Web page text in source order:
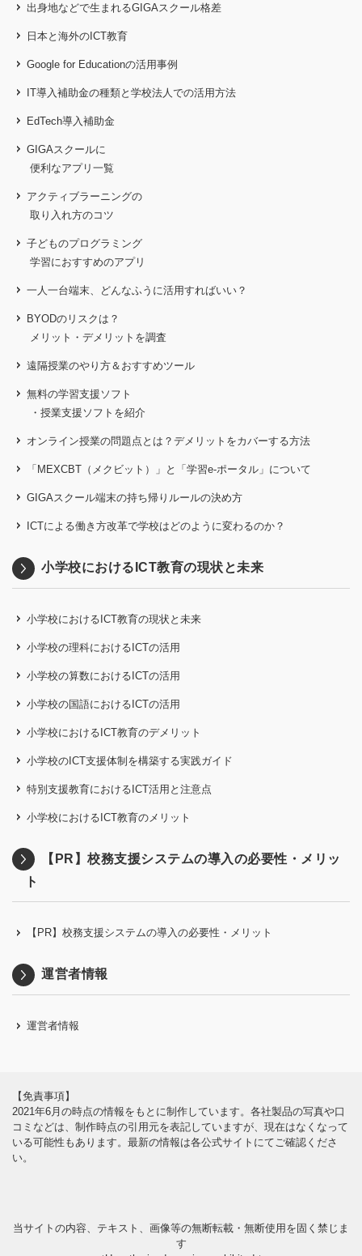
出身地などで生まれるGIGAスクール格差
日本と海外のICT教育
Google for Educationの活用事例
IT導入補助金の種類と学校法人での活用方法
EdTech導入補助金
GIGAスクールに
便利なアプリ一覧
アクティブラーニングの
取り入れ方のコツ
子どものプログラミング
学習におすすめのアプリ
一人一台端末、どんなふうに活用すればいい？
BYODのリスクは？
メリット・デメリットを調査
遠隔授業のやり方＆おすすめツール
無料の学習支援ソフト
・授業支援ソフトを紹介
オンライン授業の問題点とは？デメリットをカバーする方法
「MEXCBT（メクビット）」と「学習e-ポータル」について
GIGAスクール端末の持ち帰りルールの決め方
ICTによる働き方改革で学校はどのように変わるのか？
小学校におけるICT教育の現状と未来
小学校におけるICT教育の現状と未来
小学校の理科におけるICTの活用
小学校の算数におけるICTの活用
小学校の国語におけるICTの活用
小学校におけるICT教育のデメリット
小学校のICT支援体制を構築する実践ガイド
特別支援教育におけるICT活用と注意点
小学校におけるICT教育のメリット
【PR】校務支援システムの導入の必要性・メリッ
ト
【PR】校務支援システムの導入の必要性・メリット
運営者情報
運営者情報
【免責事項】
2021年6月の時点の情報をもとに制作しています。各社製品の写真や口
コミなどは、制作時点の引用元を表記していますが、現在はなくなって
いる可能性もあります。最新の情報は各公式サイトにてご確認くださ
い。
当サイトの内容、テキスト、画像等の無断転載・無断使用を固く禁じま
す